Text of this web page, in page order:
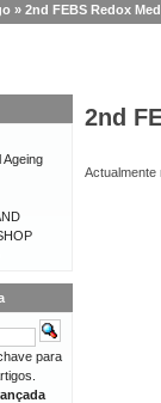
» 2nd FEBS Redox
2nd
Actualmente
Ageing
para